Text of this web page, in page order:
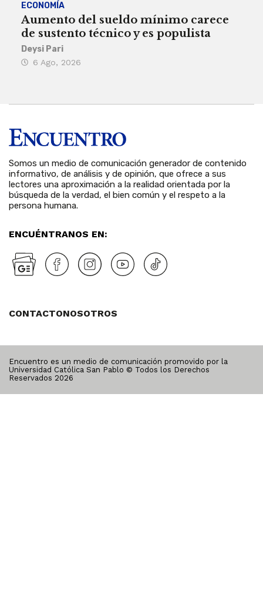
ECONOMÍA
Aumento del sueldo mínimo carece
de sustento técnico y es populista
Deysi Pari
6 Ago, 2026
Somos un medio de comunicación generador de contenido
informativo, de análisis y de opinión, que ofrece a sus
lectores una aproximación a la realidad orientada por la
búsqueda de la verdad, el bien común y el respeto a la
persona humana.
ENCUÉNTRANOS EN:
CONTACTONOSOTROS
Encuentro es un medio de comunicación promovido por la
Universidad Católica San Pablo © Todos los Derechos
Reservados 2026